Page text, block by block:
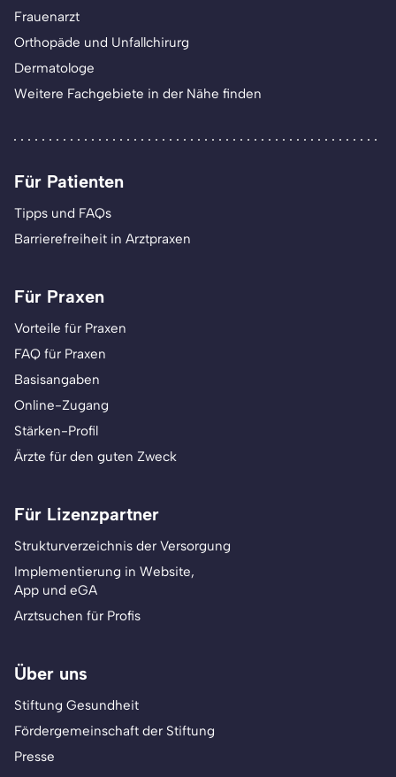
Frauenarzt
Orthopäde und Unfallchirurg
Dermatologe
Weitere Fachgebiete in der Nähe finden
Für Patienten
Tipps und FAQs
Barrierefreiheit in Arztpraxen
Für Praxen
Vorteile für Praxen
FAQ für Praxen
Basisangaben
Online-Zugang
Stärken-Profil
Ärzte für den guten Zweck
Für Lizenzpartner
Strukturverzeichnis der Versorgung
Implementierung in Website,
App und eGA
Arztsuchen für Profis
Über uns
Stiftung Gesundheit
Fördergemeinschaft der Stiftung
Presse